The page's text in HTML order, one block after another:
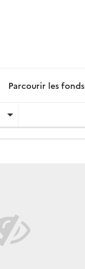
Parcourir les fonds